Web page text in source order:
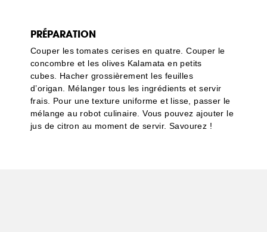
PRÉPARATION
Couper les tomates cerises en quatre. Couper le
concombre et les olives Kalamata en petits
cubes. Hacher grossièrement les feuilles
d’origan. Mélanger tous les ingrédients et servir
frais. Pour une texture uniforme et lisse, passer le
mélange au robot culinaire. Vous pouvez ajouter le
jus de citron au moment de servir. Savourez !